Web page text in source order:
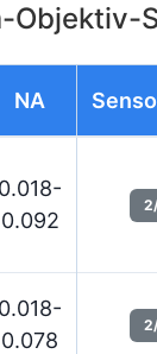
Objektiv-
NA
0.018-
0.092
0.018-
0.078